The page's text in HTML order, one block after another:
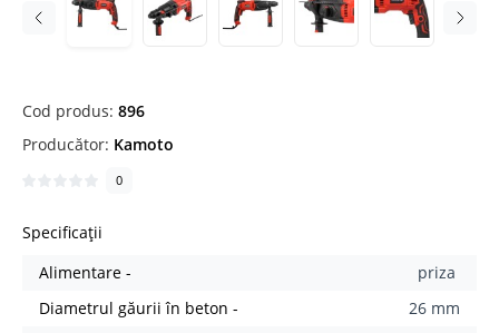
Cod produs: 896
Producător: Kamoto
0
Specificații
Alimentare -
priza
Diametrul găurii în beton -
26 mm